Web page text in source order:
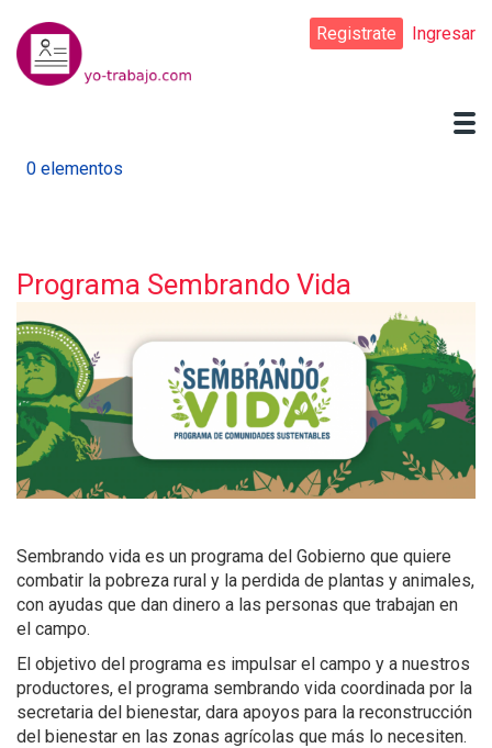
Pasar
contenido
Registrate Ingresar
0 elementos
Programa Sembrando Vida
Sembrando vida es un programa del Gobierno que quiere
combatir la pobreza rural y la perdida de plantas y animales,
con ayudas que dan dinero a las personas que trabajan en
el campo.
El objetivo del programa es impulsar el campo y a nuestros
productores, el programa sembrando vida coordinada por la
secretaria del bienestar, dara apoyos para la reconstrucción
del bienestar en las zonas agrícolas que más lo necesiten.